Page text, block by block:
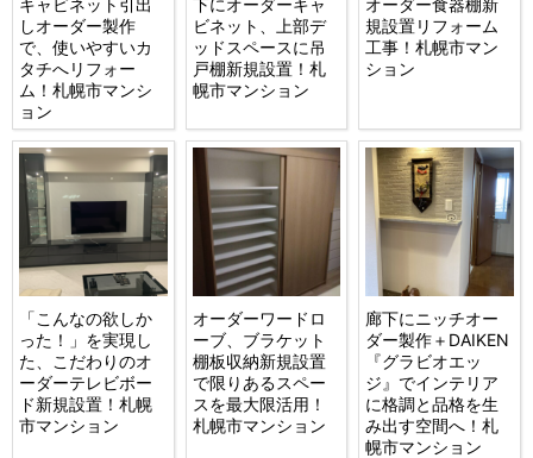
キャビネット引出
しオーダー製作
で、使いやすいカ
タチへリフォー
ム！札幌市マンシ
ョン
下にオーダーキャ
ビネット、上部デ
ッドスペースに吊
戸棚新規設置！札
幌市マンション
オーダー食器棚新
規設置リフォーム
工事！札幌市マン
ション
「こんなの欲しか
った！」を実現し
た、こだわりのオ
ーダーテレビボー
ド新規設置！札幌
市マンション
オーダーワードロ
ーブ、ブラケット
棚板収納新規設置
で限りあるスペー
スを最大限活用！
札幌市マンション
廊下にニッチオー
ダー製作＋DAIKEN
『グラビオエッ
ジ』でインテリア
に格調と品格を生
み出す空間へ！札
幌市マンション